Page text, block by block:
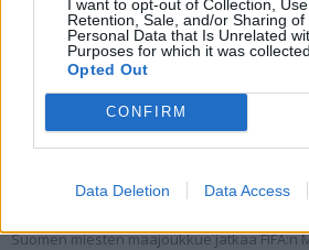
I want to opt-out of Collection, Use,
Retention, Sale, and/or Sharing of
Personal Data that Is Unrelated
Purposes for which it was collected.
Opted Out
CONFIRM
Data Deletion Data Access
Suomen MM-karsintojen
jalkapallokommentaattorin
Suomen miesten maajoukkue jatkaa FIFA:n